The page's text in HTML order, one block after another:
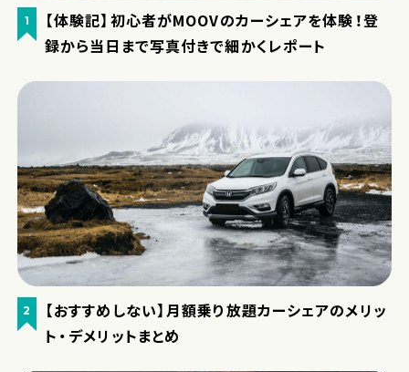
1
【体験記】初心者がMOOVのカーシェアを体験！登
録から当日まで写真付きで細かくレポート
2
【おすすめしない】月額乗り放題カーシェアのメリッ
ト・デメリットまとめ